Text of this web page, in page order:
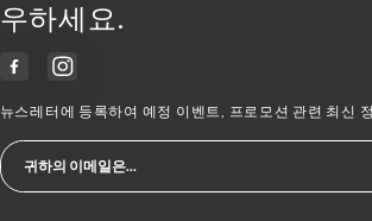
우하세요.
뉴스레터에 등록하여 예정 이벤트, 프로모션 관련 최신